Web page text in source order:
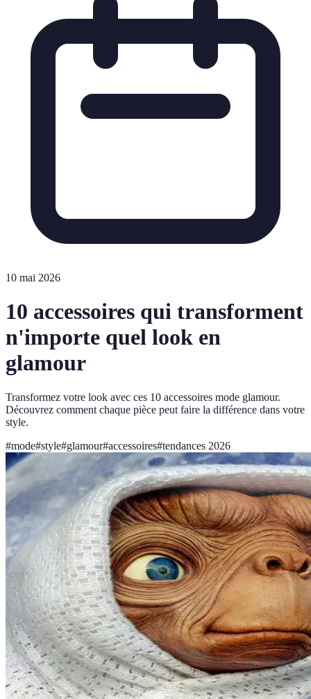
10 mai 2026
10 accessoires qui transforment
n'importe quel look en
glamour
Transformez votre look avec ces 10 accessoires mode glamour.
Découvrez comment chaque pièce peut faire la différence dans votre
style.
#mode#style#glamour#accessoires#tendances 2026